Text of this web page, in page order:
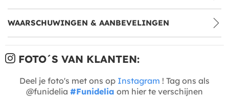
WAARSCHUWINGEN & AANBEVELINGEN
FOTO´S VAN KLANTEN:
Deel je foto's met ons op Instagram ! Tag ons als
@funidelia #Funidelia om hier te verschijnen